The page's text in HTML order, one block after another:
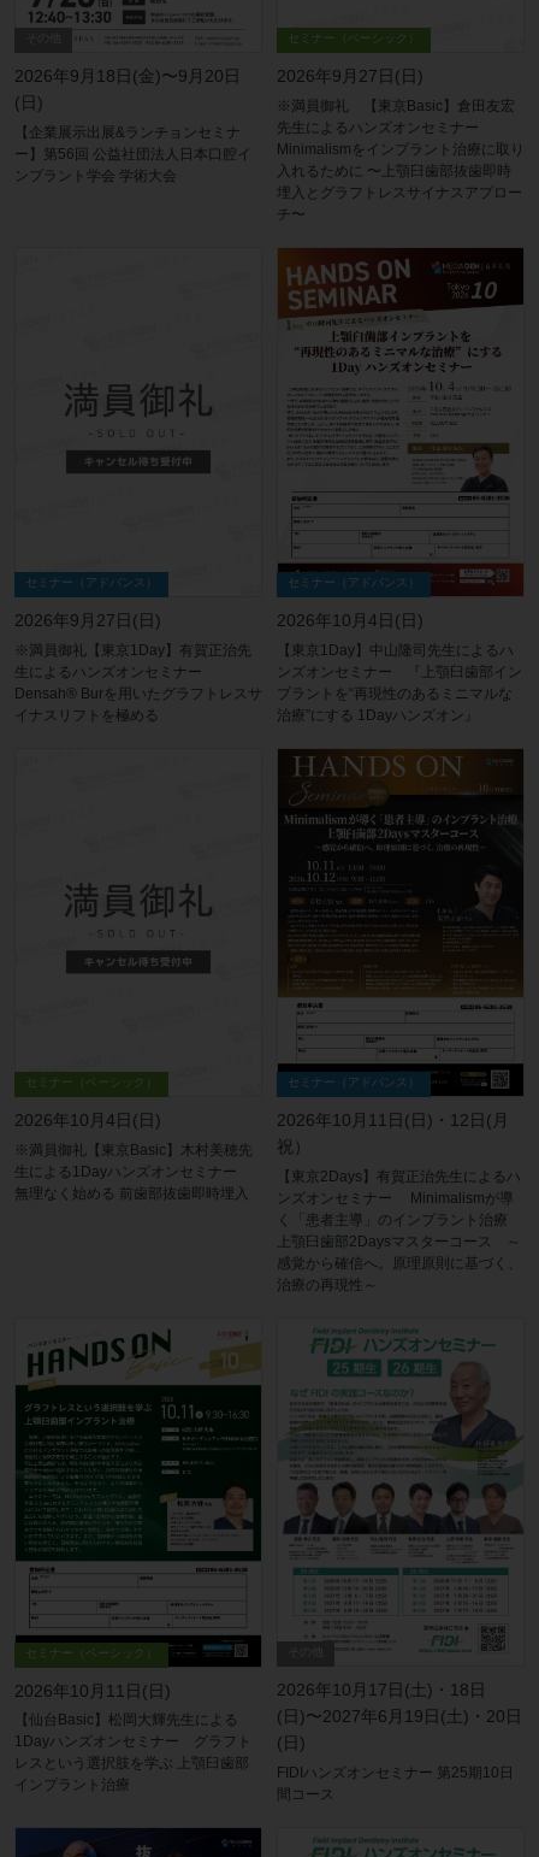
2026年9月18日(金)〜9月20日
(日)
【企業展示出展&ランチョンセミナ
ー】第56回 公益社団法人日本口腔イ
ンプラント学会 学術大会
セミナー（ベーシック）
2026年9月27日(日)
※満員御礼 【東京Basic】倉田友宏
先生によるハンズオンセミナー
Minimalismをインプラント治療に取り
入れるために 〜上顎臼歯部抜歯即時
埋入とグラフトレスサイナスアプロー
チ〜
セミナー（アドバンス）
2026年9月27日(日)
※満員御礼【東京1Day】有賀正治先
生によるハンズオンセミナー
Densah® Burを用いたグラフトレスサ
イナスリフトを極める
セミナー（アドバンス）
2026年10月4日(日)
【東京1Day】中山隆司先生によるハ
ンズオンセミナー 『上顎臼歯部イン
プラントを“再現性のあるミニマルな
治療”にする 1Dayハンズオン』
セミナー（ベーシック）
2026年10月4日(日)
※満員御礼【東京Basic】木村美穂先
生による1Dayハンズオンセミナー
無理なく始める 前歯部抜歯即時埋入
セミナー（アドバンス）
2026年10月11日(日)・12日(月
祝）
【東京2Days】有賀正治先生によるハ
ンズオンセミナー Minimalismが導
く「患者主導」のインプラント治療
上顎臼歯部2Daysマスターコース ～
感覚から確信へ。原理原則に基づく、
治療の再現性～
セミナー（ベーシック）
2026年10月11日(日)
【仙台Basic】松岡大輝先生による
1Dayハンズオンセミナー グラフト
レスという選択肢を学ぶ 上顎臼歯部
インプラント治療
2026年10月17日(土)・18日
(日)〜2027年6月19日(土)・20日
(日)
FIDIハンズオンセミナー 第25期10日
間コース